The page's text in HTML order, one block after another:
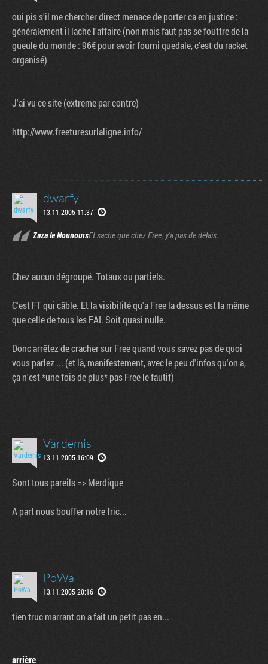
oui pis s'il me chercher direct menace de porter ca en justice :
généralement il lache l'affaire (non mais faut pas se fouttre de la
gueule du monde : 96€ pour avoir fourni quedale, c'est du racket
organisé)
J'ai vu ce site (extreme par contre)
http://www.freeturesurlaligne.info/
dwarfy
13.11.2005 11:37
Zaza le NounoursEt sache que chez Free, y'a pas de délais.
Chez aucun dégroupé. Totaux ou partiels.
C'est FT qui câble. Et la visibilité qu'a Free la dessus est la même
que celle de tous les FAI. Soit quasi nulle.
Donc arrêtez de cracher sur Free quand vous savez pas de quoi
vous parlez ... (et là, manifestement, avec le peu d'infos qu'on a,
ça n'est *une fois de plus* pas Free le fautif)
Vardemis
13.11.2005 16:09
Sont tous pareils => Merdique
A part nous bouffer notre fric...
PoWa
13.11.2005 20:16
tien truc marrant on a fait un petit pas en...
arrière